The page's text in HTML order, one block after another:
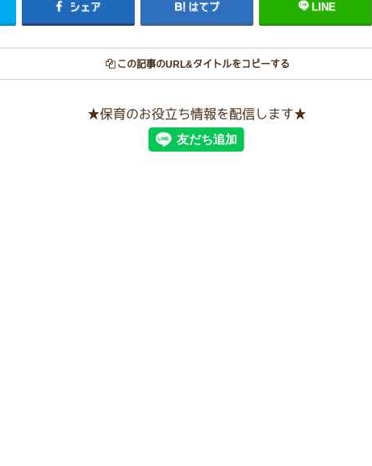
シェア はてブ LINE
この記事のURL&タイトルをコピーする
★保育のお役立ち情報を配信します★